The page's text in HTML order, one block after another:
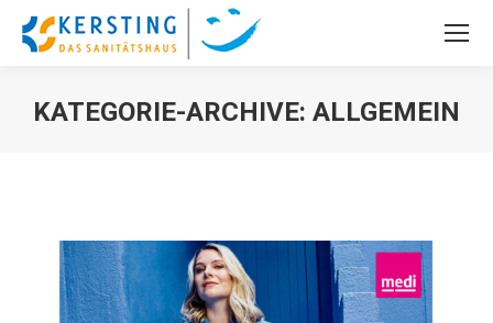
KATEGORIE-ARCHIVE: ALLGEMEIN